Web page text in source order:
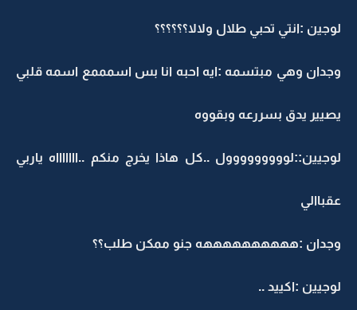
لوجين :انتي تحبي طلال ولالا؟؟؟؟؟؟
وجدان وهي مبتسمه :ايه احبه انا بس اسمممع اسمه قلبي
يصيير يدق بسررعه وبقووه
لوجيين::لووووووووول ..كل هاذا يخرج منكم ..اااااااه ياربي
عقباالي
وجدان :ههههههههههه جنو ممكن طلب؟؟
لوجيين :اكييد ..